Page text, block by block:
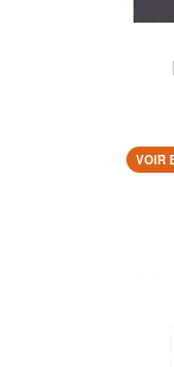
VOIR